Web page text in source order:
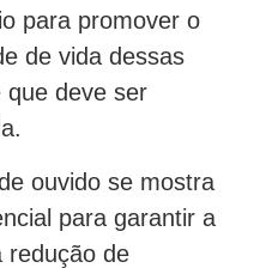
para promover o
de vida dessas
que deve ser
ouvido se mostra
para garantir a
redução de